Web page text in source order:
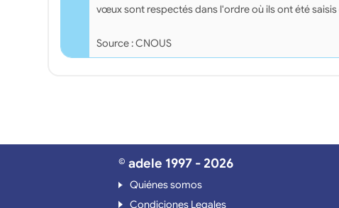
vœux sont respectés dans l'ordre où ils ont été
Source : CNOUS
© adele 1997 - 2026
Quiénes somos
Condiciones Legales